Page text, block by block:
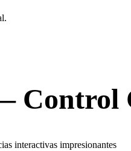
Control
interactivas impresionantes